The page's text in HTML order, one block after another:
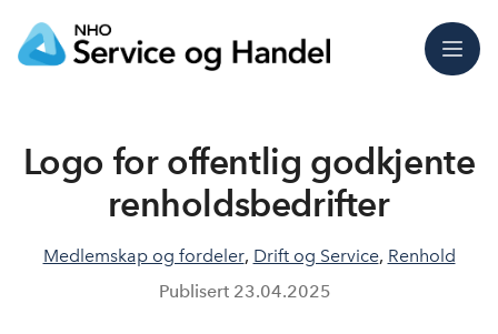
Meny
Logo for offentlig godkjente
renholdsbedrifter
Medlemskap og fordeler, Drift og Service, Renhold
Publisert 23.04.2025